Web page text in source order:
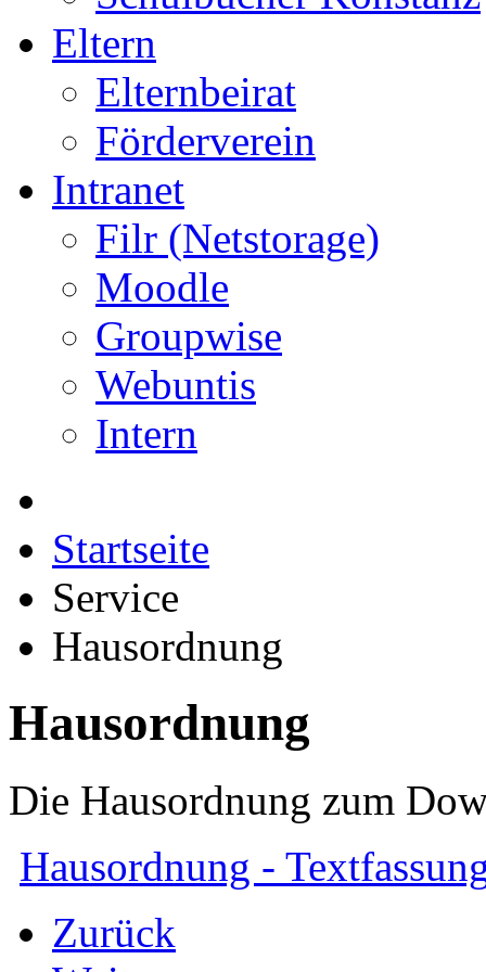
Eltern
Elternbeirat
Förderverein
Intranet
Filr (Netstorage)
Moodle
Groupwise
Webuntis
Intern
Startseite
Service
Hausordnung
Hausordnung
Die Hausordnung zum
Hausordnung -
Zurück